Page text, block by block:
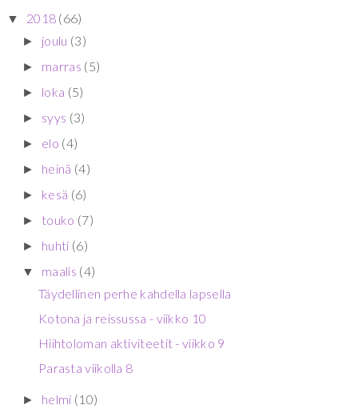
▼ 2018 (66)
► joulu (3)
► marras (5)
► loka (5)
► syys (3)
► elo (4)
► heinä (4)
► kesä (6)
► touko (7)
► huhti (6)
▼ maalis (4)
Täydellinen perhe kahdella lapsella
Kotona ja reissussa - viikko 10
Hiihtoloman aktiviteetit - viikko 9
Parasta viikolla 8
► helmi (10)